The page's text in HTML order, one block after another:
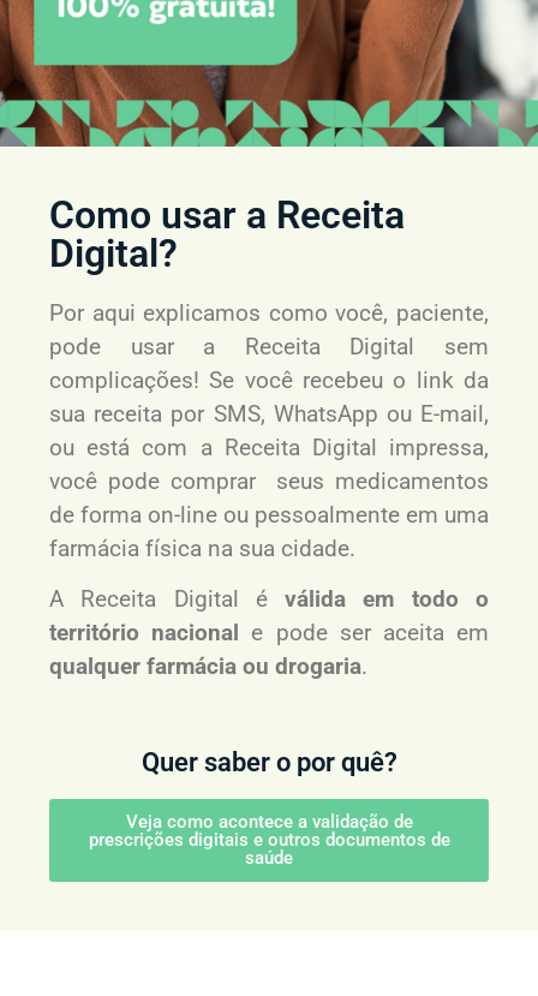
Como usar a Receita
Digital?
Por aqui explicamos como você, paciente,
pode usar a Receita Digital sem
complicações! Se você recebeu o link da
sua receita por SMS, WhatsApp ou E-mail,
ou está com a Receita Digital impressa,
você pode comprar seus medicamentos
de forma on-line ou pessoalmente em uma
farmácia física na sua cidade.
A Receita Digital éválida em todo o
território nacional e pode ser aceita em
qualquer farmácia ou drogaria.
Quer saber o por quê?
Veja como acontece a validação de
prescrições digitais e outros documentos de
saúde